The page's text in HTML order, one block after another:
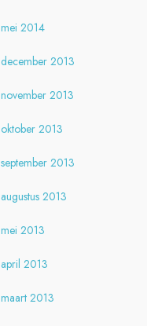
mei 2014
december 2013
november 2013
oktober 2013
september 2013
augustus 2013
mei 2013
april 2013
maart 2013